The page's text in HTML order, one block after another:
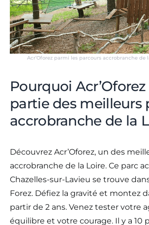
Acr’Oforez parmi les parcours accrobranche de
Pourquoi
partie des meilleurs
accrobranche de la
Découvrez Acr’Oforez, un des
accrobranche de la Loire. Ce parc
Chazelles-sur-Lavieu se trouve
Forez. Défiez la gravité et montez
partir de 2 ans. Venez tester votre
équilibre et votre courage. Il y a 10